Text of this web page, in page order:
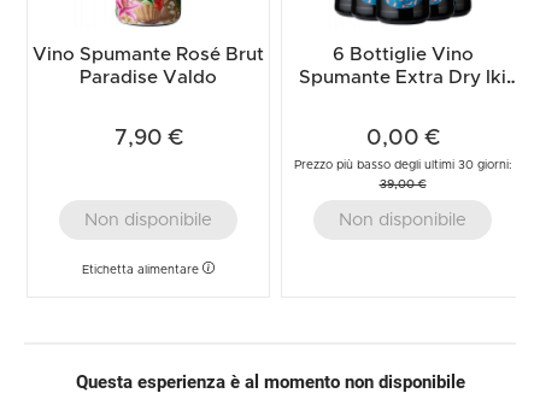
Vino Spumante Rosé Brut
Paradise Valdo
7,90 €
Non disponibile
Etichetta alimentare
6 Bottiglie Vino
Spumante Extra Dry Iki
0,00 €
Prezzo più basso degli ultimi 30 giorni:
39,00 €
Non disponibile
Questa esperienza è al momento non disponibile